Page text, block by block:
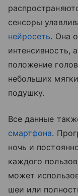
сенсоры
нейросеть. Она
интенсивность,
положение
небольших
подушку.
Все данные
смартфона.
ночь и
каждого
может
шеи или